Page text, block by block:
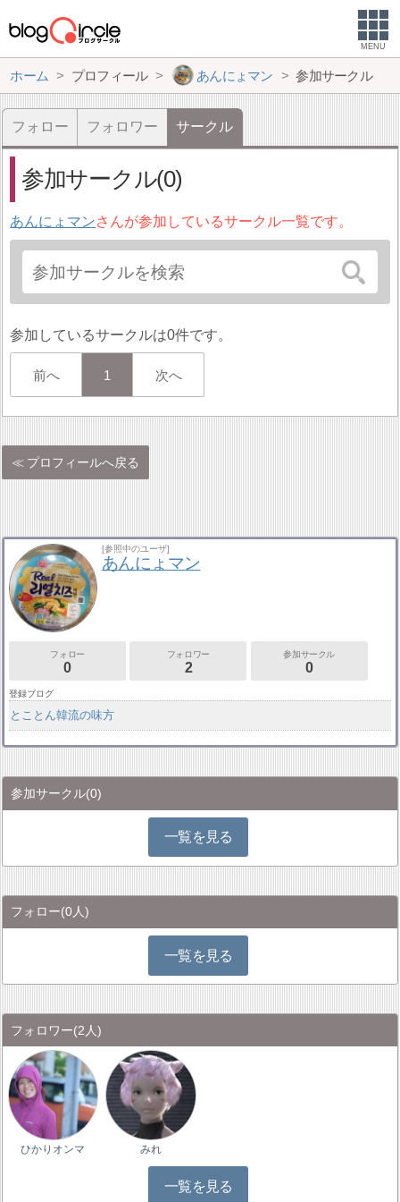
MENU
ホーム プロフィール あんにょマン 参加サークル
フォロー フォロワー サークル
参加サークル(0)
あんにょマンさんが参加しているサークル一覧です。
参加しているサークルは0件です。
前へ 1 次へ
プロフィールへ戻る
[参照中のユーザ]
あんにょマン
フォロー
0
フォロワー
2
参加サークル
0
登録ブログ
とことん韓流の味方
参加サークル(0)
一覧を見る
フォロー(0人)
一覧を見る
フォロワー(2人)
ひかりオンマ みれ
一覧を見る